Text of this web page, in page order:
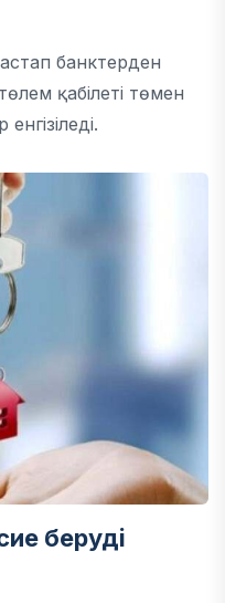
банктерден
қабілеті төмен
беруді